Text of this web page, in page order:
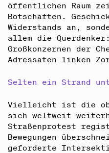
öffentlichen Raum
Botschaften.
Widerstands an,
allem die
Großkonzernen der
Adressaten linken
Selten ein Strand
Vielleicht ist die
sich weltweit
Straßenprotest
Bewegungen
geforderte